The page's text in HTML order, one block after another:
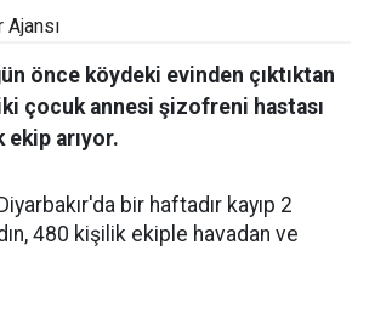
Ajansı
önce köydeki evinden çıktıktan
çocuk annesi şizofreni hastası
ekip arıyor.
Diyarbakır'da bir haftadır kayıp 2
480 kişilik ekiple havadan ve